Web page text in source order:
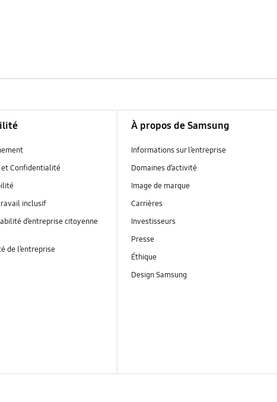
et Confidentialité
inclusif
d’entreprise citoyenne
de l’entreprise
À propos de Samsung
Informations sur l’entreprise
Domaines d’activité
Image de marque
Carrières
Investisseurs
Presse
Éthique
Design Samsung